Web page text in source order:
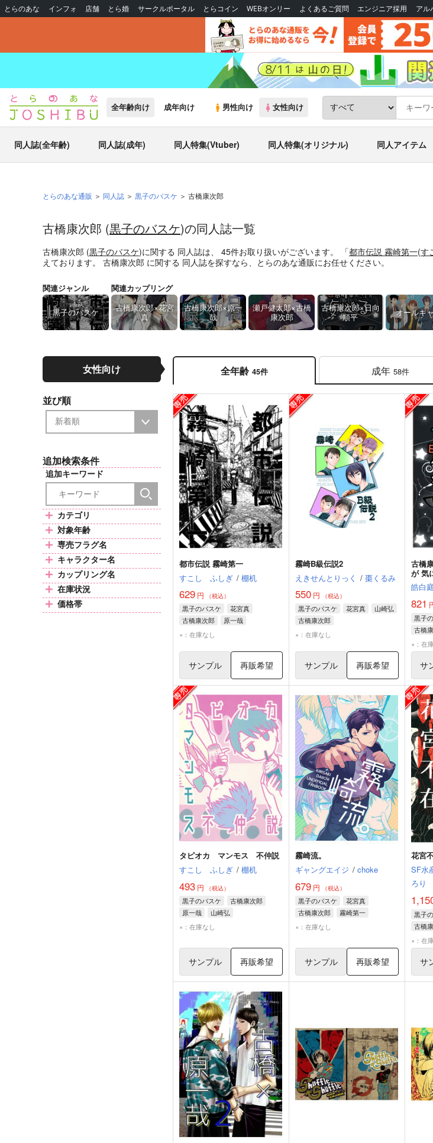
とらのあな インフォ 店舗 とら婚 サークルポータル とらコイン WEBオンリー よくあるご質問 エンジニア採用 アル
全年齢向け 成年向け 男性向け 女性向け
同人誌(全年齢) 同人誌(成年) 同人特集(Vtuber) 同人特集(オリジナル) 同人アイテム
とらのあな通販 同人誌 黒子のバスケ 古橋康次郎
古橋康次郎 (黒子のバスケ)の同人誌一覧
古橋康次郎 (黒子のバスケ)に関する 同人誌は、 45件お取り扱いがございます。 「都市伝説 霧崎第一(す
えております。 古橋康次郎 に関する 同人誌を探すなら、とらのあな通販にお任せください。
関連ジャンル
黒子のバスケ
関連カップリング
古橋康次郎×花宮
真
古橋康次郎×原一
哉
瀬戸健太郎×古橋
康次郎
古橋康次郎×日向
順平
オールキ
女性向け
並び順
追加検索条件
追加キーワード
カテゴリ
対象年齢
専売フラグ名
キャラクター名
カップリング名
在庫状況
価格帯
全年齢 45件 成年 58件
都市伝説 霧崎第一
すこし ふしぎ / 棚机
629 円 （税込）
黒子のバスケ
花宮真
古橋康次郎
原一哉
×：在庫なし
サンプル 再販希望
霧崎B級伝説2
えきせんとりっく / 棗くるみ
550円 （税込）
黒子のバスケ 花宮真
山崎弘
古橋康次郎
×：在庫なし
サンプル 再販希望
古橋
が 気
皓白
821
黒子
古橋
古橋
×：在
サ
タピオカ マンモス 不仲説
すこし ふしぎ / 棚机
493 円 （税込）
黒子のバスケ
古橋康次郎
原一哉
山崎弘
×：在庫なし
サンプル 再販希望
霧崎流。
ギャングエイジ / choke
679円 （税込）
黒子のバスケ
花宮真
古橋康次郎
霧崎第一
×：在庫なし
サンプル 再販希望
花宮
SF水
ろり
黒子
古橋
×：在
サ